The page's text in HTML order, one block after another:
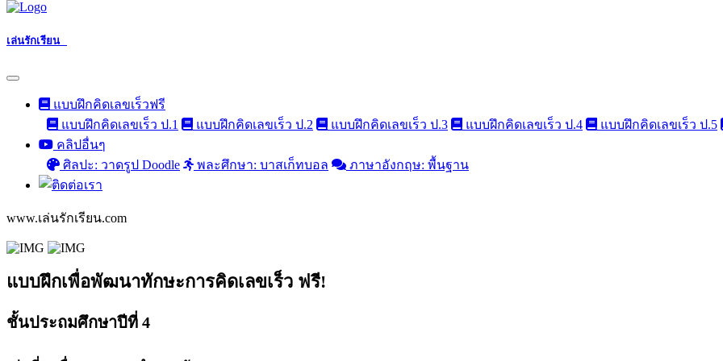
เล่นรักเรียน
แบบฝึกคิดเลขเร็วฟรี
แบบฝึกคิดเลขเร็ว ป.1
แบบฝึกคิดเลขเร็ว ป.2 แบบฝึกคิดเลขเร็ว ป.3 แบบฝึกคิดเลขเร็ว ป.4 แบบฝึกคิดเลขเร็ว ป.5
คลิปอื่นๆ
ศิลปะ: วาดรูป Doodle
พละศึกษา: บาสเก็ทบอล ภาษาอังกฤษ: พื้นฐาน
www.เล่นรักเรียน.com
แบบฝึกเพื่อพัฒนาทักษะการคิดเลขเร็ว ฟรี!
ชั้นประถมศึกษาปีที่ 4